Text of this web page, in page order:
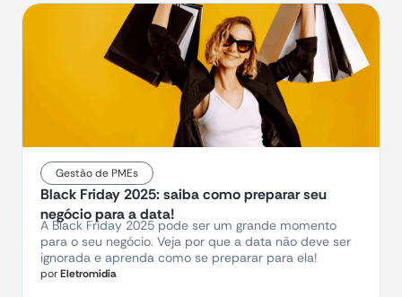
Gestão de PMEs
Black Friday 2025: saiba como preparar seu
negócio para a data!
A Black Friday 2025 pode ser um grande momento
para o seu negócio. Veja por que a data não deve ser
ignorada e aprenda como se preparar para ela!
porEletromidia